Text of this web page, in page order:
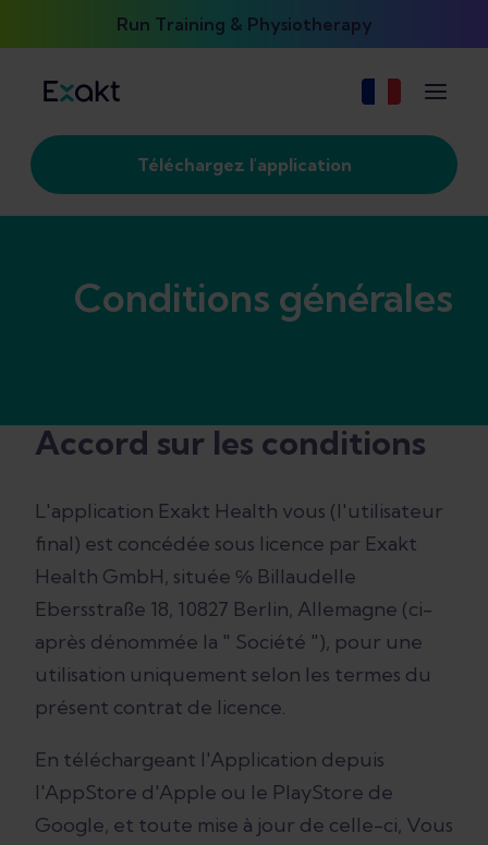
Run Training & Physiotherapy
Téléchargez l'application
Conditions générales
Accord sur les conditions
L'application Exakt Health vous (l'utilisateur
final) est concédée sous licence par Exakt
Health GmbH, située ℅ Billaudelle
Ebersstraße 18, 10827 Berlin, Allemagne (ci-
après dénommée la " Société "), pour une
utilisation uniquement selon les termes du
présent contrat de licence.
En téléchargeant l'Application depuis
l'AppStore d'Apple ou le PlayStore de
Google, et toute mise à jour de celle-ci, Vous